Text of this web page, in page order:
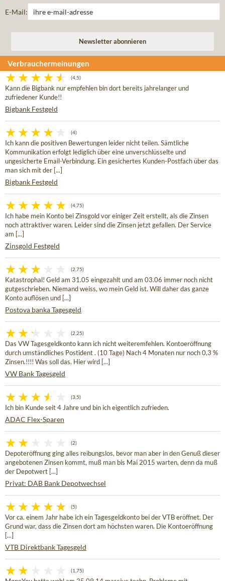
E-Mail:
Verbrauchermeinungen
(4,5)
Kann die Bigbank nur empfehlen bin dort bereits jahrelanger und
zufriedener Kunde!!
Bigbank Festgeld
(4)
Ich kann die positiven Bewertungen leider nicht teilen. Sämtliche
Kommunikation erfolgt lediglich über eine unverschlüsselte und
ungesicherte Email-Verbindung. Ein gesichertes Kunden-Postfach über das
man sich mit der [...]
Bigbank Festgeld
(4,75)
Ich habe mein Konto bei Zinsgold vor einiger Zeit erstellt, als die Zinsen
noch attraktiver waren. Leider sind die Zinsen jetzt gefallen. Der Service
am [...]
Zinsgold Festgeld
(2,75)
Katastrophal! Geld am 31.05 eingezahlt und am 03.06 immer noch nicht
gutgeschrieben. Niemand weiss, wo mein Geld ist. Will daher das ganze
Konto auflösen und [...]
Postova banka Tagesgeld
(2,25)
Das VW Tagesgeldkonto kann ich nicht weiteremfehlen. Kontoeröffnung
durch umständliches Postident . (10 Tage) Nach 4 Monaten nur noch 0,3 %
Zinsen.!!!! Was soll das. Hier wird [...]
VW Bank Tagesgeld
(3,5)
Ich bin Kunde seit 4 Jahre und bin ich eigentlich zufrieden.
ADAC Flex-Sparen
(2)
Depoteröffnung ging alles reibungslos, bevor man aber in den Genuß dieser
angebotenen Zinsen kommt, muß man bis Mai 2015 warten, denn da muß
der Depotwert [...]
Privat: DAB Bank Depotwechsel
(5)
Vor ca. einem Jahr habe ich ein Tagesgeldkonto bei der VTB eröffnet. Der
Grund war, dass die Zinsen dort am höchsten waren. Die Kontoeröffnung
[...]
VTB Direktbank Tagesgeld
(1,75)